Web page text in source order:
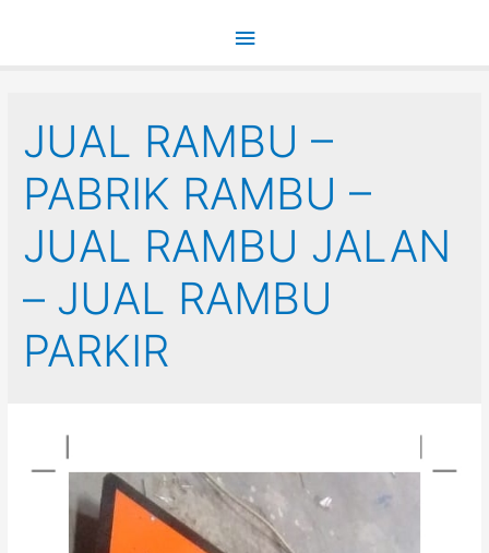
Main
JUAL RAMBU –
PABRIK RAMBU –
JUAL RAMBU JALAN
– JUAL RAMBU
PARKIR